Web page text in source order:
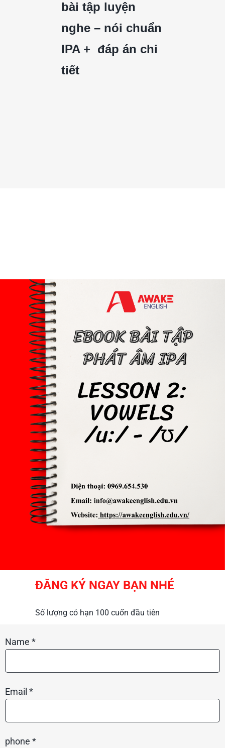
bài tập luyện
nghe – nói chuẩn
IPA +  đáp án chi
tiết
ĐĂNG KÝ NGAY BẠN NHÉ
Số lượng có hạn 100 cuốn đầu tiên
Name *
Email *
phone *